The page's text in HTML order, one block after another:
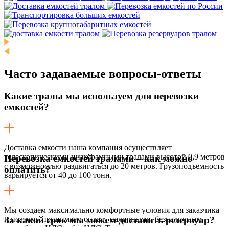
Часто задаваемые вопросы-ответы
Какие тралы мы используем для перевозки
емкостей?
Доставка емкости наша компания осуществляет
телескопическими низкорамными тралами высотой 0,9 метров
с возможностью раздвигаться до 20 метров. Грузоподъемность
варьируется от 40 до 100 тонн.
Перевозка емкостей тралами – как можно
оплатить?
Мы создаем максимально комфортные условия для заказчика
и поэтому принимаем оплату наличными, безналичным
За какой срок мы можем доставить резервуар?